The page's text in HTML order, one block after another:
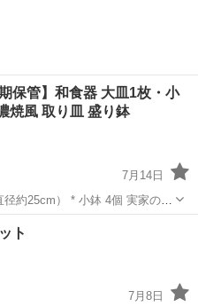
保管】和食器 大皿1枚・小
焼風 取り皿 盛り鉢
7月14日
ります。 本体の状態は写真を
食器
ト
7月8日